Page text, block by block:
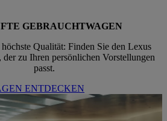
GEBRAUCHTWAGEN
Qualität: Finden Sie den Lexus
der zu Ihren persönlichen Vorstellungen
passt.
ENTDECKEN